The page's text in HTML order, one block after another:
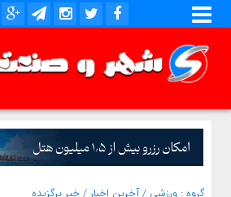
گروه : ورزشی /آخرین اخبار /خبر برگزیده